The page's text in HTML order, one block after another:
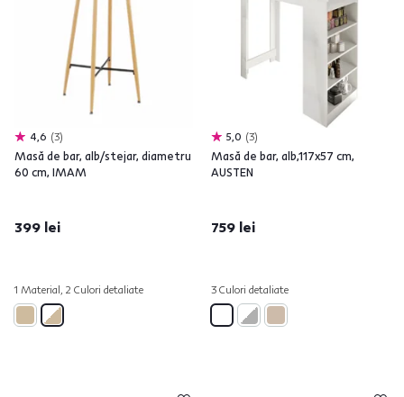
4,6 3
Masă de bar, alb/stejar, diametru
60 cm, IMAM
399 lei
1 Material, 2 Culori detaliate
5,0 3
Masă de bar, alb,117x57 cm,
AUSTEN
759 lei
3 Culori detaliate